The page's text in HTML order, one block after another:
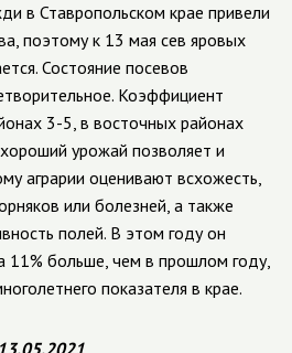
в Ставропольском крае привели
поэтому к 13 мая сев яровых
Состояние посевов
Коэффициент
3-5, в восточных районах
урожай позволяет и
аграрии оценивают всхожесть,
или болезней, а также
полей. В этом году он
11% больше, чем в прошлом году,
показателя в крае.